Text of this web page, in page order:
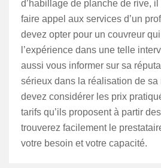
d’habillage de planche de rive,
faire appel aux services d’un
devez opter pour un couvreur
l’expérience dans une telle
aussi vous informer sur sa
sérieux dans la réalisation de
devez considérer les prix
tarifs qu’ils proposent à partir
trouverez facilement le
votre besoin et votre capacité.